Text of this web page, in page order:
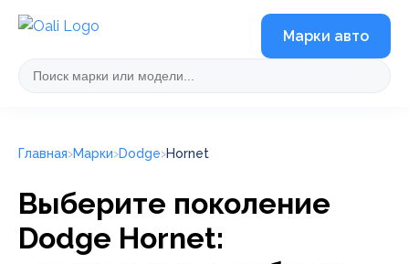
Марки авто
Главная Марки Dodge Hornet
Выберите поколение
Dodge Hornet: